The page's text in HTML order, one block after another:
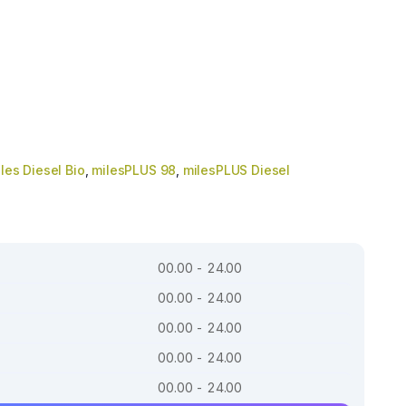
Diesel Bio milesPLUS 98 milesPLUS Diesel
00.00 - 24.00
00.00 - 24.00
00.00 - 24.00
00.00 - 24.00
00.00 - 24.00